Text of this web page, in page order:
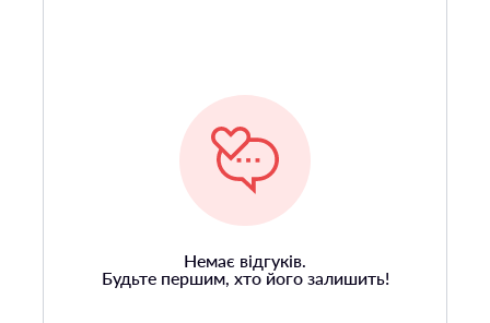
Немає відгуків.
Будьте першим, хто його залишить!